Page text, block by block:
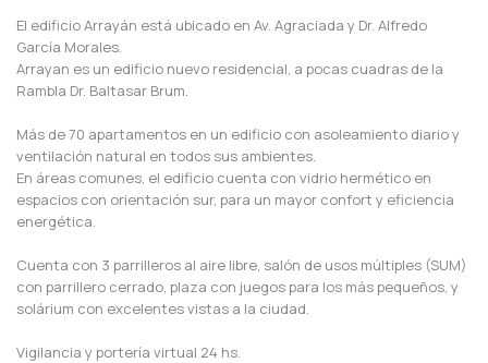
El edificio Arrayán está ubicado en Av. Agraciada y Dr. Alfredo
García Morales.
Arrayan es un edificio nuevo residencial, a pocas cuadras de la
Rambla Dr. Baltasar Brum.
Más de 70 apartamentos en un edificio con asoleamiento diario y
ventilación natural en todos sus ambientes.
En áreas comunes, el edificio cuenta con vidrio hermético en
espacios con orientación sur, para un mayor confort y eficiencia
energética.
Cuenta con 3 parrilleros al aire libre, salón de usos múltiples (SUM)
con parrillero cerrado, plaza con juegos para los más pequeños, y
solárium con excelentes vistas a la ciudad.
Vigilancia y portería virtual 24 hs.